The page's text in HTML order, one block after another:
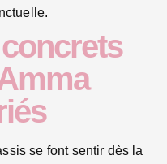
se font sentir dès la